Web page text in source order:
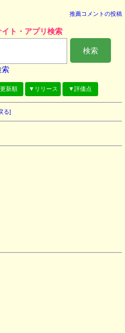
推薦コメントの投稿
ト・アプリ検索
検索
索
新順 ▼リリース ▼評価点
る]